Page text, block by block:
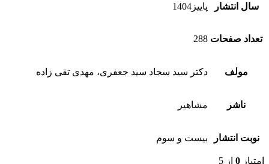
سال انتشار پاییز1404
تعداد صفحات 288
مولف دکتر سید سجاد سید جعفری، مهدی تقی زاده
ناشر مشاهیر
نوبت انتشار بیست و سوم
امتیاز 0 از 5